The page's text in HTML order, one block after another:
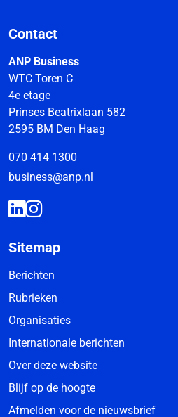
Contact
ANP Business
WTC Toren C
4e etage
Prinses Beatrixlaan 582
2595 BM Den Haag
070 414 1300
business@anp.nl
Sitemap
Berichten
Rubrieken
Organisaties
Internationale berichten
Over deze website
Blijf op de hoogte
Afmelden voor de nieuwsbrief